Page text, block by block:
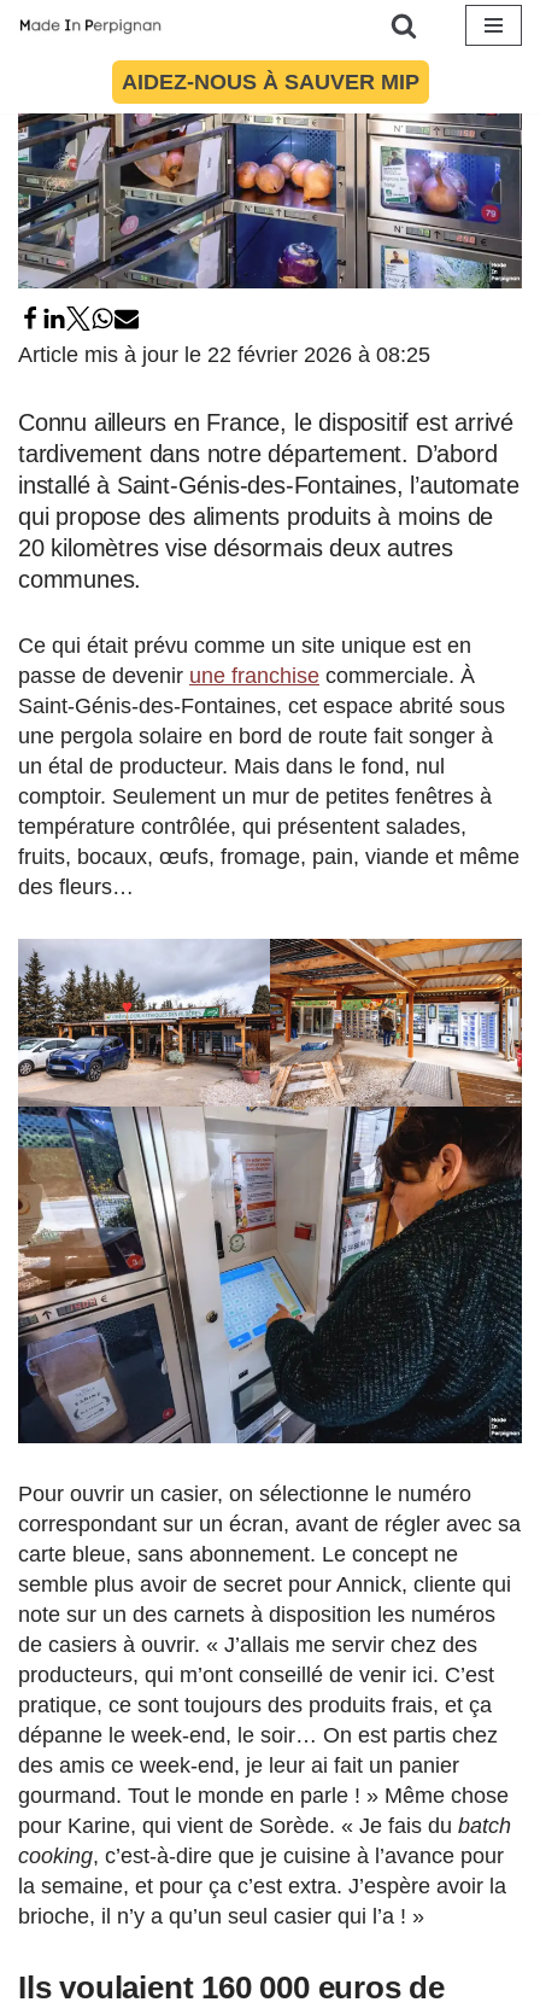
contenu
AIDEZ-NOUS À SAUVER MIP
Article mis à jour le 22 février 2026 à 08:25
Connu ailleurs en France, le dispositif est arrivé
tardivement dans notre département. D’abord
installé à Saint-Génis-des-Fontaines, l’automate
qui propose des aliments produits à moins de
20 kilomètres vise désormais deux autres
communes.
Ce qui était prévu comme un site unique est en
passe de devenir une franchise commerciale. À
Saint-Génis-des-Fontaines, cet espace abrité sous
une pergola solaire en bord de route fait songer à
un étal de producteur. Mais dans le fond, nul
comptoir. Seulement un mur de petites fenêtres à
température contrôlée, qui présentent salades,
fruits, bocaux, œufs, fromage, pain, viande et même
des fleurs…
Pour ouvrir un casier, on sélectionne le numéro
correspondant sur un écran, avant de régler avec sa
carte bleue, sans abonnement. Le concept ne
semble plus avoir de secret pour Annick, cliente qui
note sur un des carnets à disposition les numéros
de casiers à ouvrir. « J’allais me servir chez des
producteurs, qui m’ont conseillé de venir ici. C’est
pratique, ce sont toujours des produits frais, et ça
dépanne le week-end, le soir… On est partis chez
des amis ce week-end, je leur ai fait un panier
gourmand. Tout le monde en parle ! » Même chose
pour Karine, qui vient de Sorède. « Je fais du batch
cooking, c’est-à-dire que je cuisine à l’avance pour
la semaine, et pour ça c’est extra. J’espère avoir la
brioche, il n’y a qu’un seul casier qui l’a ! »
Ils voulaient 160 000 euros de